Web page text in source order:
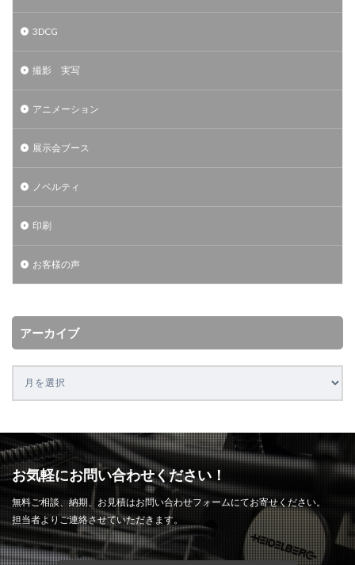
3DCG
撮影 実写
アニメーション
展示会ブース
ノベルティ
印刷
お客様の声
アーカイブ
お気軽にお問い合わせください！
無料ご相談、納期、お見積はお問い合わせフォームにてお寄せください。
担当者よりご連絡させていただきます。